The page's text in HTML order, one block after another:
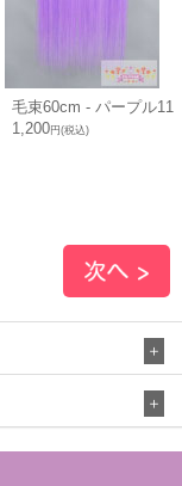
毛束60cm - パープル11
1,200円(税込)